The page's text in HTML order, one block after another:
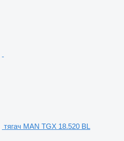
тягач MAN TGX 18.520 BL